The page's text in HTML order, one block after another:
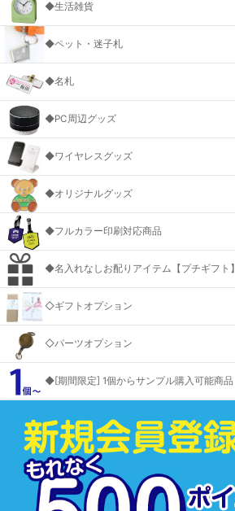
◆生活雑貨
◆ペット・迷子札
◆名札
◆PC周辺グッズ
◆ワイヤレスグッズ
◆オリジナルグッズ
◆フルカラー印刷対応商品
◆名入れなしお配りアイテム【プチギフト】
◇ギフトオプション
◇パーツオプション
◆[期間限定] 1個からサンプル購入可能商品